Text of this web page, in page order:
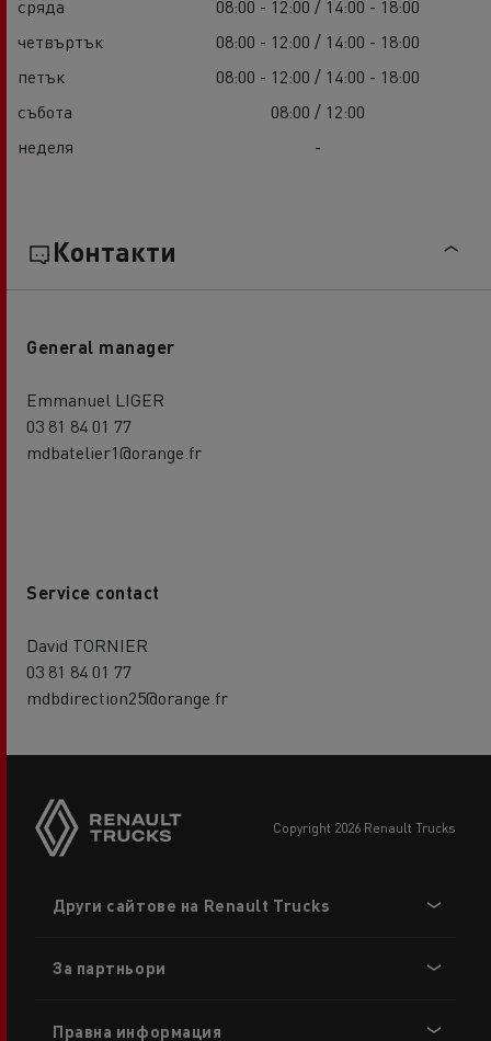
сряда
08:00 - 12:00 / 14:00 - 18:00
четвъртък
08:00 - 12:00 / 14:00 - 18:00
петък
08:00 - 12:00 / 14:00 - 18:00
събота
08:00 / 12:00
неделя
-
Контакти
General manager
Emmanuel LIGER
03 81 84 01 77
mdbatelier1@orange.fr
Service contact
David TORNIER
03 81 84 01 77
mdbdirection25@orange.fr
copyright 2026 Renault Trucks
menu
Други сайтове на Renault Trucks
За партньори
Правна информация